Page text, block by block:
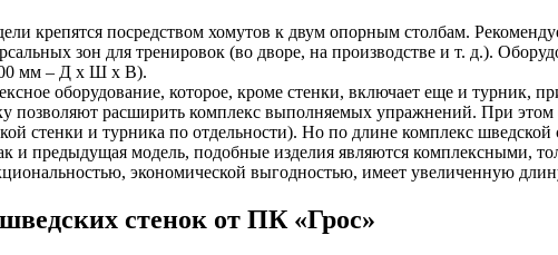
крепятся посредством хомутов к двум опорным столбам.
зон для тренировок (во дворе, на производстве и т. д.).
мм – Д х Ш х В).
оборудование, которое, кроме стенки, включает еще и турник,
позволяют расширить комплекс выполняемых упражнений. При
стенки и турника по отдельности). Но по длине комплекс
и предыдущая модель, подобные изделия являются комплексными,
экономической выгодностью, имеет увеличенную
стенок от ПК «Грос»